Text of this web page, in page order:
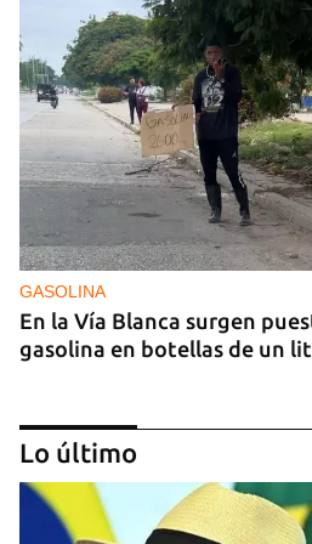
GASOLINA
En la Vía Blanca surgen
gasolina en botellas de un
Lo último